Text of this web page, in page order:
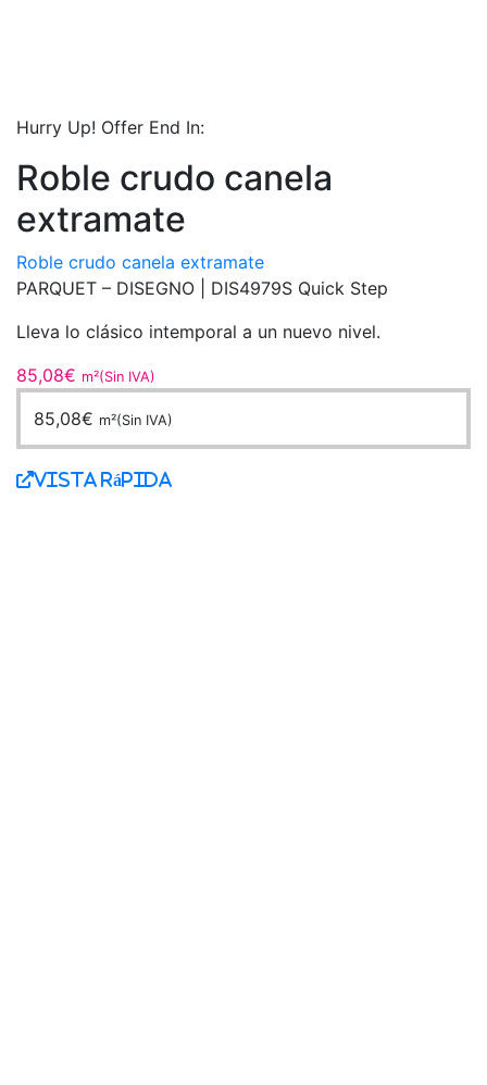
Hurry Up! Offer End In:
Roble crudo canela
extramate
Roble crudo canela extramate
PARQUET – DISEGNO | DIS4979S Quick Step
Lleva lo clásico intemporal a un nuevo nivel.
85,08€ m²(Sin IVA)
85,08€ m²(Sin IVA)
Vista Rápida